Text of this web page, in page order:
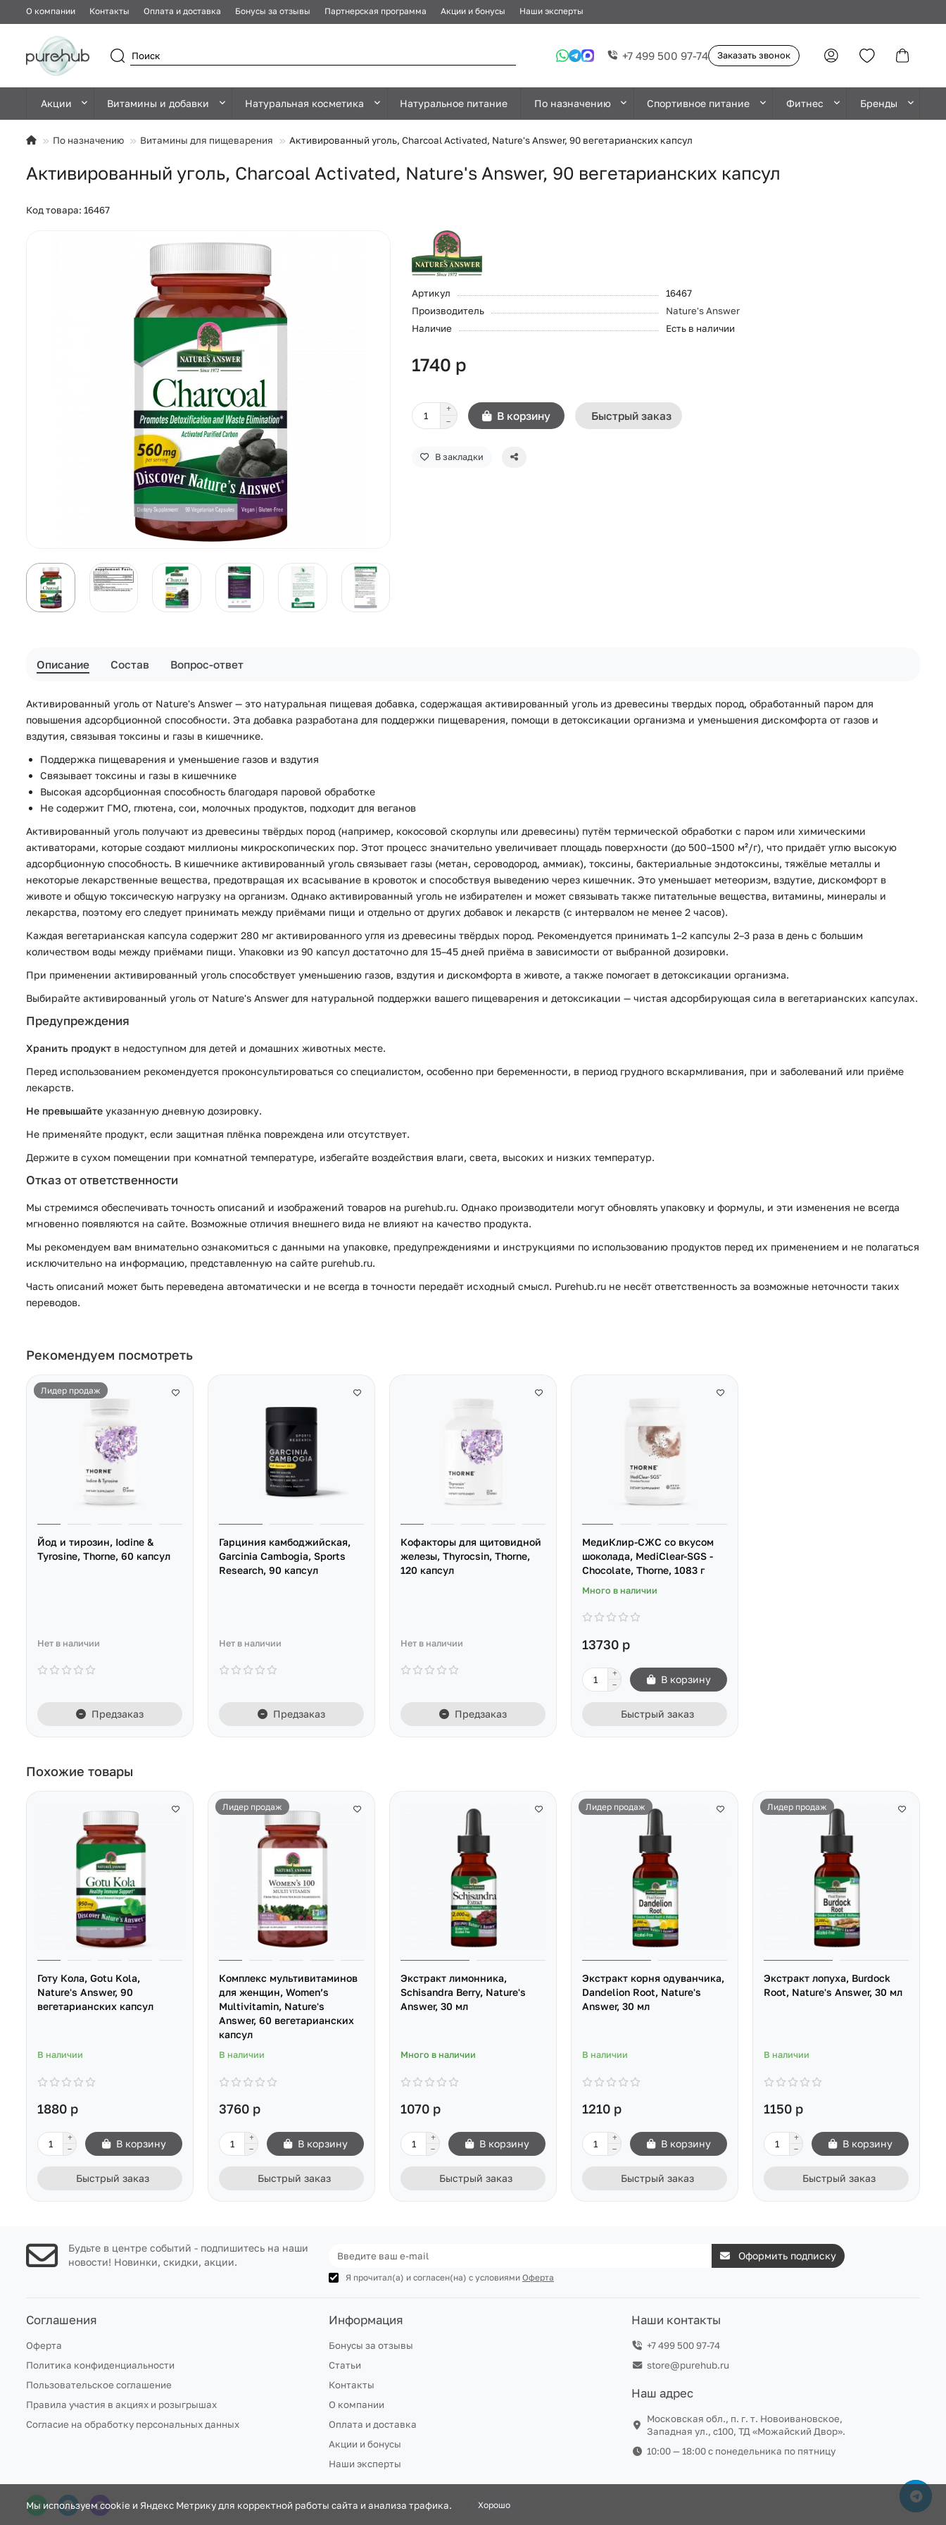
О компании Контакты Оплата и доставка Бонусы за отзывы Партнерская программа Акции и бонусы Наши эксперты
+7 499 500 97-74 Заказать звонок
Акции Витамины и добавки Натуральная косметика Натуральное питание По назначению Спортивное питание Фитнес Бренды
По назначению Витамины для пищеварения Активированный уголь, Charcoal Activated, Nature's Answer, 90 вегетарианских капсул
Активированный уголь, Charcoal Activated, Nature's Answer, 90 вегетарианских капсул
Код товара: 16467
Артикул
16467
Производитель
Nature's Answer
Наличие
Есть в наличии
1740 р
В корзину Быстрый заказ
В закладки
Описание Состав Вопрос-ответ
Активированный уголь от Nature's Answer — это натуральная пищевая добавка, содержащая активированный уголь из древесины твердых пород, обработанный паром для
повышения адсорбционной способности. Эта добавка разработана для поддержки пищеварения, помощи в детоксикации организма и уменьшения дискомфорта от газов и
вздутия, связывая токсины и газы в кишечнике.
Поддержка пищеварения и уменьшение газов и вздутия
Связывает токсины и газы в кишечнике
Высокая адсорбционная способность благодаря паровой обработке
Не содержит ГМО, глютена, сои, молочных продуктов, подходит для веганов
Активированный уголь получают из древесины твёрдых пород (например, кокосовой скорлупы или древесины) путём термической обработки с паром или химическими
активаторами, которые создают миллионы микроскопических пор. Этот процесс значительно увеличивает площадь поверхности (до 500–1500 м²/г), что придаёт углю высокую
адсорбционную способность. В кишечнике активированный уголь связывает газы (метан, сероводород, аммиак), токсины, бактериальные эндотоксины, тяжёлые металлы и
некоторые лекарственные вещества, предотвращая их всасывание в кровоток и способствуя выведению через кишечник. Это уменьшает метеоризм, вздутие, дискомфорт в
животе и общую токсическую нагрузку на организм. Однако активированный уголь не избирателен и может связывать также питательные вещества, витамины, минералы и
лекарства, поэтому его следует принимать между приёмами пищи и отдельно от других добавок и лекарств (с интервалом не менее 2 часов).
Каждая вегетарианская капсула содержит 280 мг активированного угля из древесины твёрдых пород. Рекомендуется принимать 1–2 капсулы 2–3 раза в день с большим
количеством воды между приёмами пищи. Упаковки из 90 капсул достаточно для 15–45 дней приёма в зависимости от выбранной дозировки.
При применении активированный уголь способствует уменьшению газов, вздутия и дискомфорта в животе, а также помогает в детоксикации организма.
Выбирайте активированный уголь от Nature's Answer для натуральной поддержки вашего пищеварения и детоксикации — чистая адсорбирующая сила в вегетарианских капсулах.
Предупреждения
Хранить продукт в недоступном для детей и домашних животных месте.
Перед использованием рекомендуется проконсультироваться со специалистом, особенно при беременности, в период грудного вскармливания, при и заболеваний или приёме
лекарств.
Не превышайте указанную дневную дозировку.
Не применяйте продукт, если защитная плёнка повреждена или отсутствует.
Держите в сухом помещении при комнатной температуре, избегайте воздействия влаги, света, высоких и низких температур.
Отказ от ответственности
Мы стремимся обеспечивать точность описаний и изображений товаров на purehub.ru. Однако производители могут обновлять упаковку и формулы, и эти изменения не всегда
мгновенно появляются на сайте. Возможные отличия внешнего вида не влияют на качество продукта.
Мы рекомендуем вам внимательно ознакомиться с данными на упаковке, предупреждениями и инструкциями по использованию продуктов перед их применением и не полагаться
исключительно на информацию, представленную на сайте purehub.ru.
Часть описаний может быть переведена автоматически и не всегда в точности передаёт исходный смысл. Purehub.ru не несёт ответственность за возможные неточности таких
переводов.
Рекомендуем посмотреть
Лидер продаж
Йод и тирозин, Iodine &
Tyrosine, Thorne, 60 капсул
Нет в наличии
Предзаказ
Гарциния камбоджийская,
Garcinia Cambogia, Sports
Research, 90 капсул
Нет в наличии
Предзаказ
Кофакторы для щитовидной
железы, Thyrocsin, Thorne,
120 капсул
Нет в наличии
Предзаказ
МедиКлир-СЖС со вкусом
шоколада, MediClear-SGS -
Chocolate, Thorne, 1083 г
Много в наличии
13730 р
В корзину
Быстрый заказ
Похожие товары
Готу Кола, Gotu Kola,
Nature's Answer, 90
вегетарианских капсул
В наличии
1880 р
В корзину
Быстрый заказ
Лидер продаж
Комплекс мультивитаминов
для женщин, Women’s
Multivitamin, Nature's
Answer, 60 вегетарианских
капсул
В наличии
3760 р
В корзину
Быстрый заказ
Экстракт лимонника,
Schisandra Berry, Nature's
Answer, 30 мл
Много в наличии
1070 р
В корзину
Быстрый заказ
Лидер продаж
Экстракт корня одуванчика,
Dandelion Root, Nature's
Answer, 30 мл
В наличии
1210 р
В корзину
Быстрый заказ
Лидер продаж
Экстракт лопуха, Burdock
Root, Nature's Answer, 30 мл
В наличии
1150 р
В корзину
Быстрый заказ
Мы используем cookie и Яндекс Метрику для корректной работы сайта и анализа трафика. Хорошо
Будьте в центре событий - подпишитесь на наши
новости! Новинки, скидки, акции.
Оформить подписку
Я прочитал(а) и согласен(на) с условиями Оферта
Соглашения
Оферта
Политика конфиденциальности
Пользовательское соглашение
Правила участия в акциях и розыгрышах
Согласие на обработку персональных данных
Информация
Бонусы за отзывы
Статьи
Контакты
О компании
Оплата и доставка
Акции и бонусы
Наши эксперты
Наши контакты
+7 499 500 97-74
store@purehub.ru
Наш адрес
Московская обл., п. г. т. Новоивановское,
Западная ул., с100, ТД «Можайский Двор».
10:00 — 18:00 c понедельника по пятницу